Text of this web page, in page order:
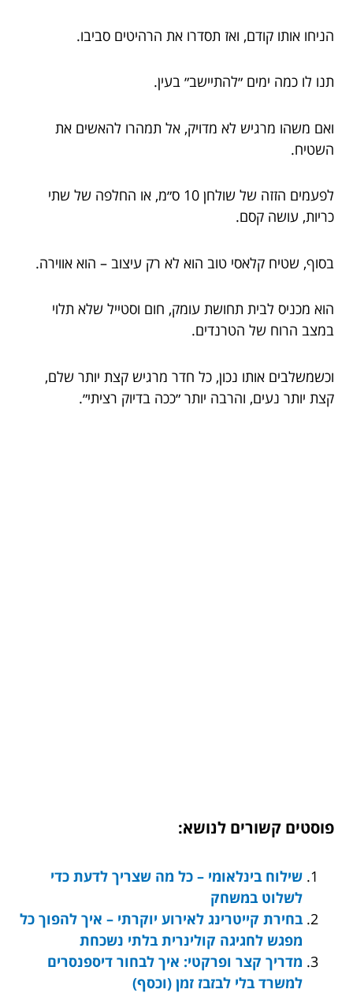
הניחו אותו קודם, ואז תסדרו את הרהיטים סביבו.
תנו לו כמה ימים ״להתיישב״ בעין.
ואם משהו מרגיש לא מדויק, אל תמהרו להאשים את
השטיח.
לפעמים הזזה של שולחן 10 ס״מ, או החלפה של שתי
כריות, עושה קסם.
בסוף, שטיח קלאסי טוב הוא לא רק עיצוב – הוא אווירה.
הוא מכניס לבית תחושת עומק, חום וסטייל שלא תלוי
במצב הרוח של הטרנדים.
וכשמשלבים אותו נכון, כל חדר מרגיש קצת יותר שלם,
קצת יותר נעים, והרבה יותר ״ככה בדיוק רציתי״.
פוסטים קשורים לנושא:
שילוח בינלאומי – כל מה שצריך לדעת כדי
לשלוט במשחק
בחירת קייטרינג לאירוע יוקרתי – איך להפוך כל
מפגש לחגיגה קולינרית בלתי נשכחת
מדריך קצר ופרקטי: איך לבחור דיספנסרים
למשרד בלי לבזבז זמן (וכסף)